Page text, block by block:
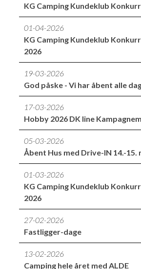
KG Camping Kundeklub
01-04-2026
KG Camping Kundeklub
2026
19-03-2026
God påske - Vi har åbent alle
17-03-2026
Hobby 2026 DK line
05-03-2026
Åbent Hus med Drive-IN 14.-15.
01-03-2026
KG Camping Kundeklub
2026
27-02-2026
Fastligger-dage
13-02-2026
Camping hele året med ALDE